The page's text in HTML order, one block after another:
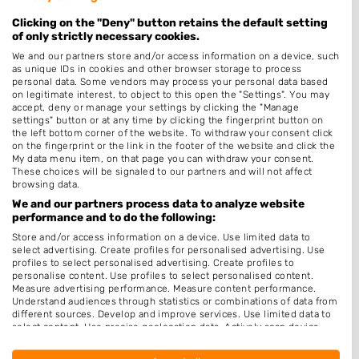
Zonder Afspraak
Kleuren
Hairextensions
Epileren
Keratine behandeling
Bruidskapsel
Make-up & Visagie
Schoonheidssalon
Pruiken
Permanenten
Openingstijden
Maandag
Onbekend
Clicking on the "Deny" button retains the default setting
of only strictly necessary cookies.
We and our partners store and/or access information on a device, such
as unique IDs in cookies and other browser storage to process
personal data. Some vendors may process your personal data based
on legitimate interest, to object to this open the "Settings". You may
accept, deny or manage your settings by clicking the "Manage
settings" button or at any time by clicking the fingerprint button on
the left bottom corner of the website. To withdraw your consent click
on the fingerprint or the link in the footer of the website and click the
My data menu item, on that page you can withdraw your consent.
These choices will be signaled to our partners and will not affect
browsing data.
We and our partners process data to analyze website
performance and to do the following:
Store and/or access information on a device. Use limited data to
select advertising. Create profiles for personalised advertising. Use
profiles to select personalised advertising. Create profiles to
personalise content. Use profiles to select personalised content.
Measure advertising performance. Measure content performance.
Understand audiences through statistics or combinations of data from
different sources. Develop and improve services. Use limited data to
select content. Use precise geolocation data. Actively scan device
Data may be shared outside of the European Union and send to the